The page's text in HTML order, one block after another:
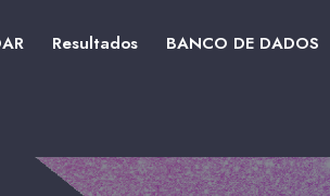
Resultados BANCO DE DADOS